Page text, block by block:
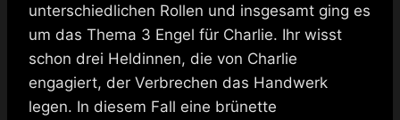
unterschiedlichen Rollen und insgesamt ging es
um das Thema 3 Engel für Charlie. Ihr wisst
schon drei Heldinnen, die von Charlie
engagiert, der Verbrechen das Handwerk
legen. In diesem Fall eine brünette